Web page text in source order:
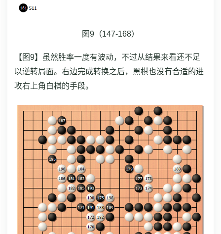
图9（147-168）
【图9】虽然胜率一度有波动，不过从结果来看还不足
以逆转局面。右边完成转换之后，黑棋也没有合适的进
攻右上角白棋的手段。